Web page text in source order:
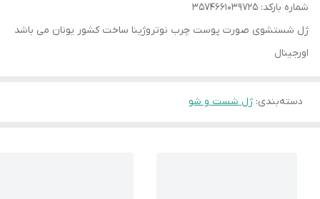
شماره بارکد: 3574661039725
ژل شستشوی صورت پوست چرب نوتروژینا ساخت کشور یونان می باشد
اورجینال
دسته‌بندی: ژل شست و شو